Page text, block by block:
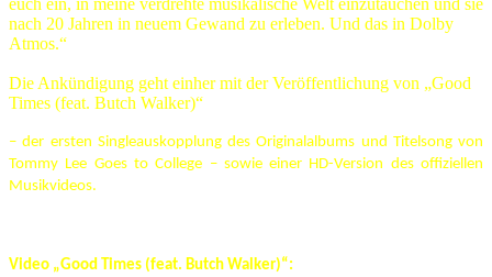
nach 20 Jahren in neuem Gewand zu erleben. Und das in Dolby
Atmos.“
Die Ankündigung geht einher mit der Veröffentlichung von „Good
Times (feat. Butch Walker)“
– der ersten Singleauskopplung des Originalalbums und Titelsong von
Tommy Lee Goes to College – sowie einer HD-Version des offiziellen
Musikvideos.
Video „Good Times (feat. Butch Walker)“: